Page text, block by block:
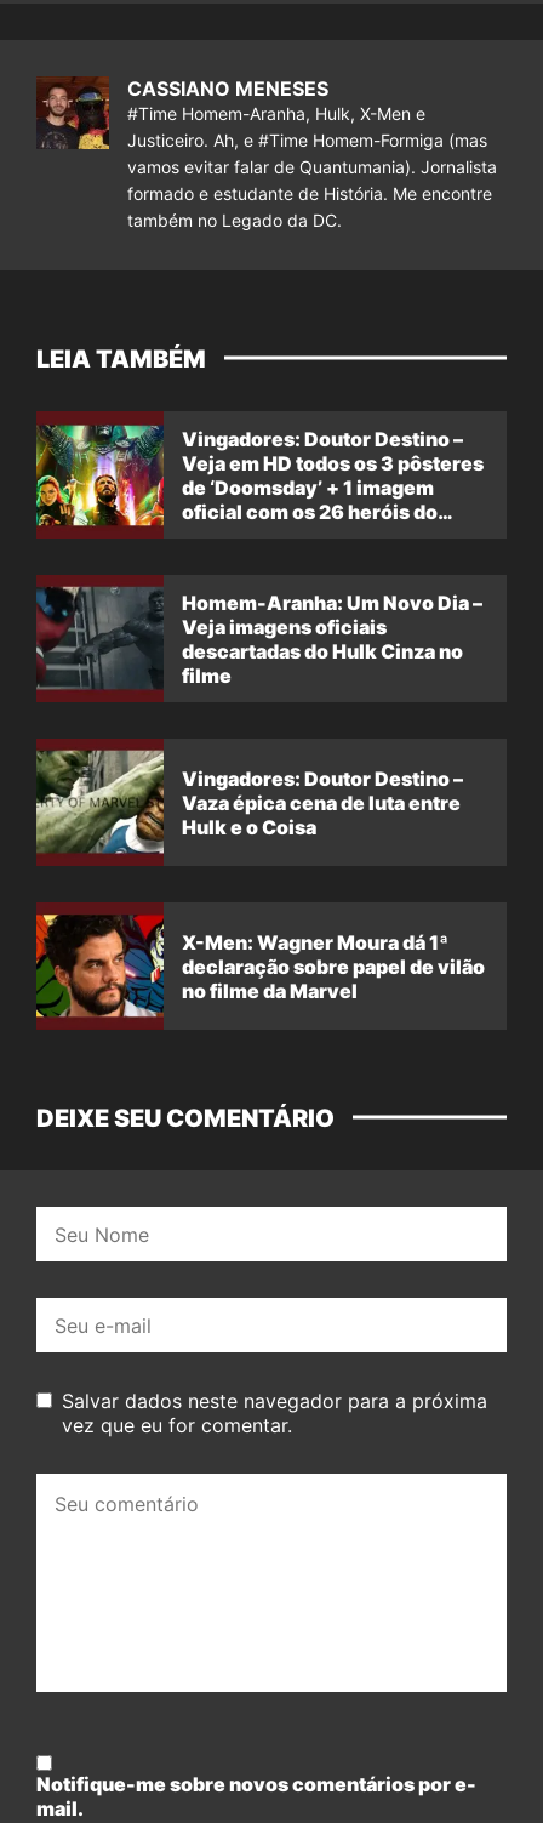
CASSIANO MENESES
#Time Homem-Aranha, Hulk, X-Men e
Justiceiro. Ah, e #Time Homem-Formiga (mas
vamos evitar falar de Quantumania). Jornalista
formado e estudante de História. Me encontre
também no Legado da DC.
LEIA TAMBÉM
Vingadores: Doutor Destino –
Veja em HD todos os 3 pôsteres
de ‘Doomsday’ + 1 imagem
oficial com os 26 heróis do
Homem-Aranha: Um Novo Dia –
Veja imagens oficiais
descartadas do Hulk Cinza no
filme
Vingadores: Doutor Destino –
Vaza épica cena de luta entre
Hulk e o Coisa
X-Men: Wagner Moura dá 1ª
declaração sobre papel de vilão
no filme da Marvel
DEIXE SEU COMENTÁRIO
mail:
Salvar dados neste navegador para a próxima
vez que eu for comentar.
comentário:
Notifique-me sobre novos comentários por e-
mail.